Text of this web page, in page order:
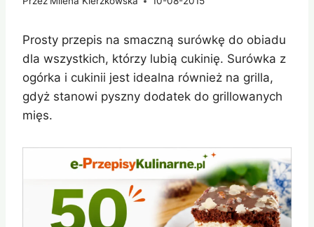
Prosty przepis na smaczną surówkę do obiadu
dla wszystkich, którzy lubią cukinię. Surówka z
ogórka i cukinii jest idealna również na grilla,
gdyż stanowi pyszny dodatek do grillowanych
mięs.